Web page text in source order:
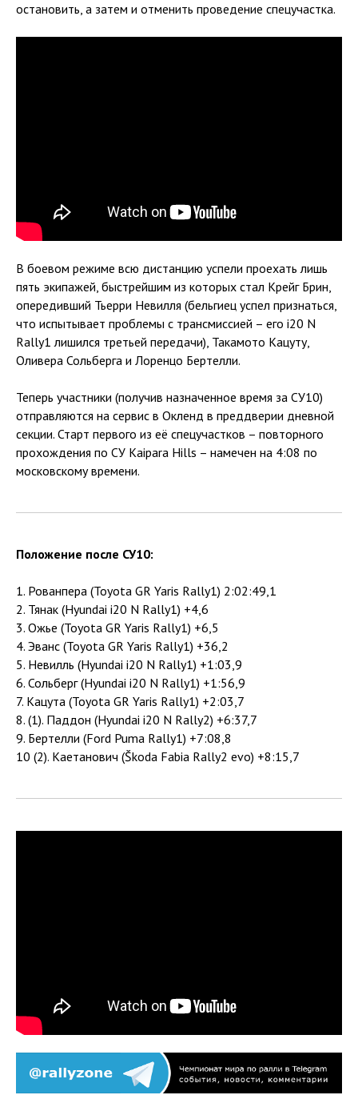
остановить, а затем и отменить проведение спецучастка.
В боевом режиме всю дистанцию успели проехать лишь
пять экипажей, быстрейшим из которых стал Крейг Брин,
опередивший Тьерри Невилля (бельгиец успел признаться,
что испытывает проблемы с трансмиссией – его i20 N
Rally1 лишился третьей передачи), Такамото Кацуту,
Оливера Сольберга и Лоренцо Бертелли.
Теперь участники (получив назначенное время за СУ10)
отправляются на сервис в Окленд в преддверии дневной
секции. Старт первого из её спецучастков – повторного
прохождения по СУ Kaipara Hills – намечен на 4:08 по
московскому времени.
Положение после СУ10:
1. Рованпера (Toyota GR Yaris Rally1) 2:02:49,1
2. Тянак (Hyundai i20 N Rally1) +4,6
3. Ожье (Toyota GR Yaris Rally1) +6,5
4. Эванс (Toyota GR Yaris Rally1) +36,2
5. Невилль (Hyundai i20 N Rally1) +1:03,9
6. Сольберг (Hyundai i20 N Rally1) +1:56,9
7. Кацута (Toyota GR Yaris Rally1) +2:03,7
8. (1). Паддон (Hyundai i20 N Rally2) +6:37,7
9. Бертелли (Ford Puma Rally1) +7:08,8
10 (2). Каетанович (Škoda Fabia Rally2 evo) +8:15,7